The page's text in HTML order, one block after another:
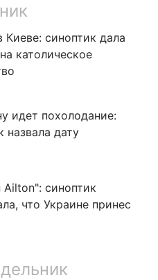
Киеве: синоптик дала
католическое
идет похолодание:
назвала дату
синоптик
что Украине принес